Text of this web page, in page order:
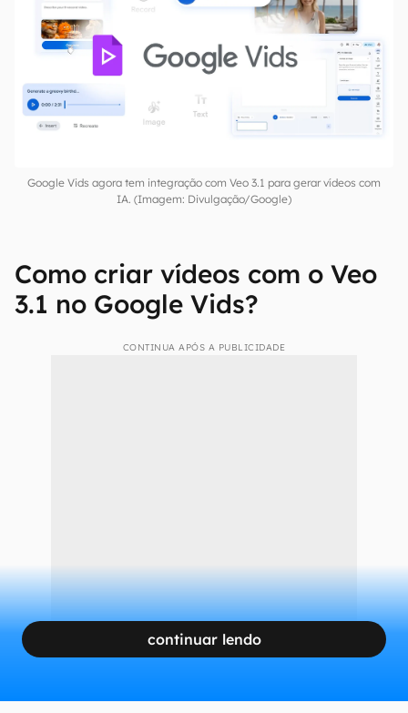
Google Vids agora tem integração com Veo 3.1 para gerar vídeos com
IA. (Imagem: Divulgação/Google)
Como criar vídeos com o Veo
3.1 no Google Vids?
CONTINUA APÓS A PUBLICIDADE
continuar lendo